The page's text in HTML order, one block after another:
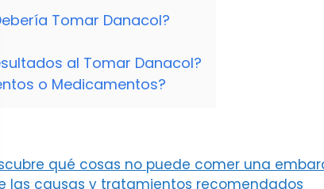
Tomar Danacol?
al Tomar Danacol?
o Medicamentos?
qué cosas no puede comer una
las causas y tratamientos recomendados